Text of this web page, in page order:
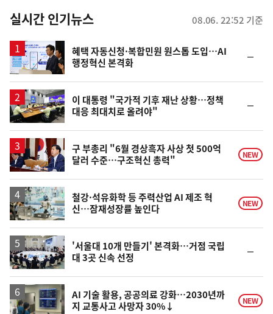
뉴
스
실시간 인기뉴스 08.06. 22:52 기준
혜택 자동신청·복합민원 원스톱 도입…AI
행정혁신 본격화
일
이 대통령 "국가적 기후 재난 상황…정책
대응 최대치로 올려야"
일
구 부총리 "6월 경상흑자 사상 첫 500억
달러 수준…구조혁신 총력"
NEW
철강·석유화학 등 주력산업 AI 제조 혁
신…잠재성장률 높인다
NEW
'서울대 10개 만들기' 본격화…거점 국립
대 3곳 신속 선정
일
AI 기술 활용, 공공의료 강화…2030년까
지 교통사고 사망자 30%↓
NEW